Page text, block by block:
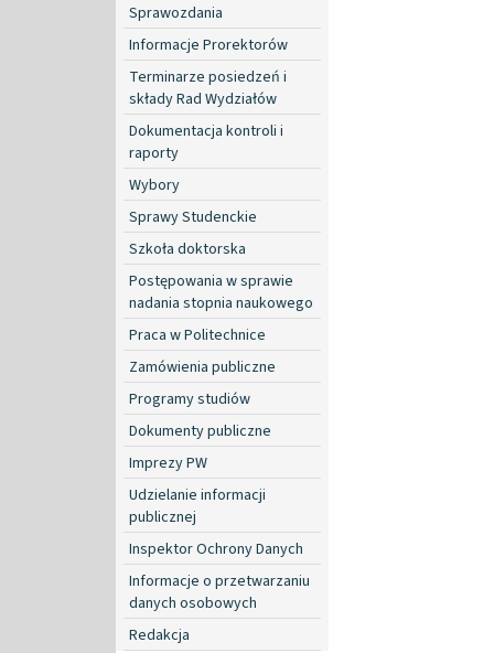
Sprawozdania
Informacje Prorektorów
Terminarze posiedzeń i
składy Rad Wydziałów
Dokumentacja kontroli i
raporty
Wybory
Sprawy Studenckie
Szkoła doktorska
Postępowania w sprawie
nadania stopnia naukowego
Praca w Politechnice
Zamówienia publiczne
Programy studiów
Dokumenty publiczne
Imprezy PW
Udzielanie informacji
publicznej
Inspektor Ochrony Danych
Informacje o przetwarzaniu
danych osobowych
Redakcja